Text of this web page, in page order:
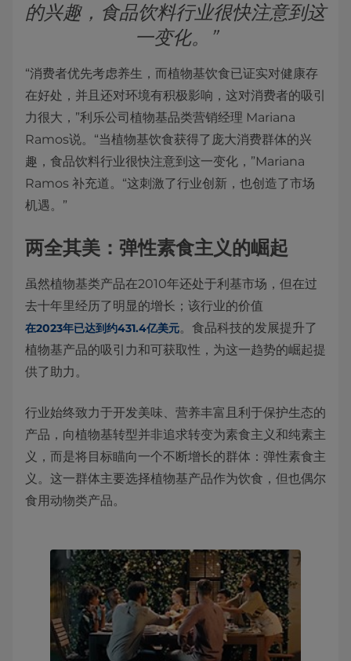
的兴趣，食品饮料行业很快注意到这
一变化。”
“消费者优先考虑养生，而植物基饮食已证实对健康存
在好处，并且还对环境有积极影响，这对消费者的吸引
力很大，”利乐公司植物基品类营销经理 Mariana
Ramos说。“当植物基饮食获得了庞大消费群体的兴
趣，食品饮料行业很快注意到这一变化，”Mariana
Ramos 补充道。“这刺激了行业创新，也创造了市场
机遇。”
两全其美：弹性素食主义的崛起
虽然植物基类产品在2010年还处于利基市场，但在过
去十年里经历了明显的增长；该行业的价值
在2023年已达到约431.4亿美元。食品科技的发展提升了
植物基产品的吸引力和可获取性，为这一趋势的崛起提
供了助力。
行业始终致力于开发美味、营养丰富且利于保护生态的
产品，向植物基转型并非追求转变为素食主义和纯素主
义，而是将目标瞄向一个不断增长的群体：弹性素食主
义。这一群体主要选择植物基产品作为饮食，但也偶尔
食用动物类产品。